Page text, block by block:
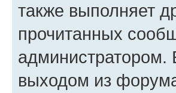
также выполняет
прочитанных
выходом из